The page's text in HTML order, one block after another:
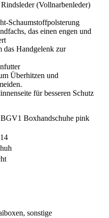
(Vollnarbenleder)
Schaumstoffpolsterung
das einen engen und
das Handgelenk zur
Überhitzen und
für besseren Schutz
Boxhandschuhe pink
, sonstige